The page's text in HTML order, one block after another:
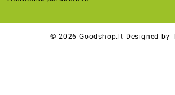
© 2026Goodshop.lt Designed by